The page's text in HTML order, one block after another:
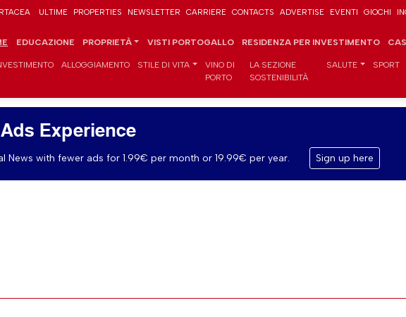
ULTIME PROPERTIES NEWSLETTER CARRIERE CONTACTS ADVERTISE EVENTI GIOCHI
EDUCAZIONE PROPRIETÀ VISTI PORTOGALLO RESIDENZA PER INVESTIMENTO
ALLOGGIAMENTO STILE DI VITA
VINO DI
PORTO
LA SEZIONE
SOSTENIBILITÀ
SALUTE SPORT
Experience
News with fewer ads for 1.99€ per month or 19.99€ per year. Sign up here